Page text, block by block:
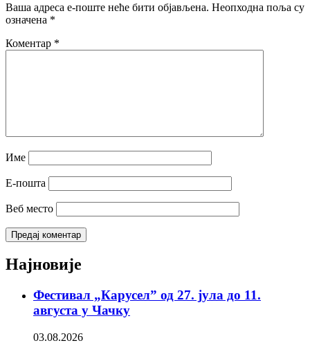
Ваша адреса е-поште неће бити објављена. Неопходна поља су
означена *
Коментар *
Име
Е-пошта
Веб место
Најновије
Фестивал „Карусел” од 27. јула до 11.
августа у Чачку
03.08.2026